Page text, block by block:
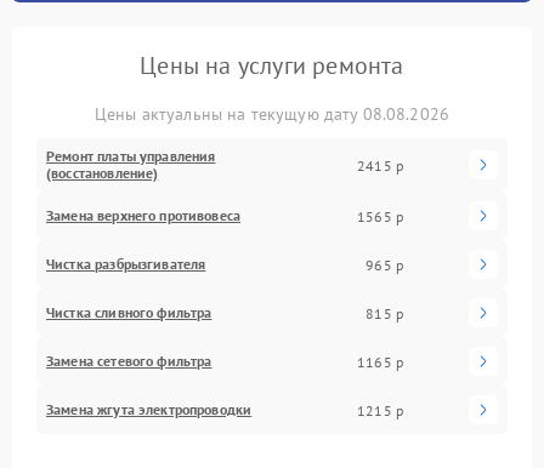
Цены на услуги ремонта
Цены актуальны на текущую дату 08.08.2026
Ремонт платы управления
(восстановление)
2415 р
Замена верхнего противовеса 1565 р
Чистка разбрызгивателя 965 р
Чистка сливного фильтра 815 р
Замена сетевого фильтра 1165 р
Замена жгута электропроводки 1215 р